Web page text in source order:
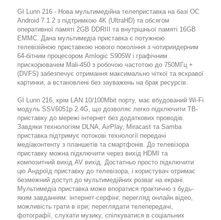
GI Lunn 216 - Нова мультимедійна телеприставка на базі ОС
Android 7.1.2 з підтримкою 4K (UltraHD) та обсягом
оперативної памяті 2GB DDRIII та внутрішньої памяті 16GB
EMMC. Дана мультимедіа приставка є потужною
телевізійною приставкою нового покоління з чотириядерним
64-бітним процесором Amlogic S905W і графічним
прискорювачем Mali-450 з робочою частотою до 750МГц +
(DVFS) забезпечує отримання максимально чіткої та яскравої
картинки, а встановлені без зауважень на брак ресурсів.
GI Lunn 216, крім LAN 10/100Mbit порту, має вбудований Wi-Fi
модуль SSV6051p 2.4G, що дозволяє легко підключити ТВ-
приставку до мережі інтернет без додаткових проводів.
Завдяки технологіям DLNA, AirPlay, Miracast та Samba
приставка підтримує потокові технології передачі
медіаконтенту з планшетів та смартфонів. До телевізора
приставку можна підключити через вихід HDMI та
композитний вихід AV вихід. Достатньо просто підключити
цю Андроїд приставку до телевізора, і користувач отримає
безмежний доступ до мультимедійних розваг на екрані.
Мультимедіа приставка може впоратися практично з будь-
яким завданням: інтернет-серфінг, перегляд онлайн відео,
можливість грати в ігри, переглядати телепередачі,
фотографії, слухати музику, спілкуватися в соціальних